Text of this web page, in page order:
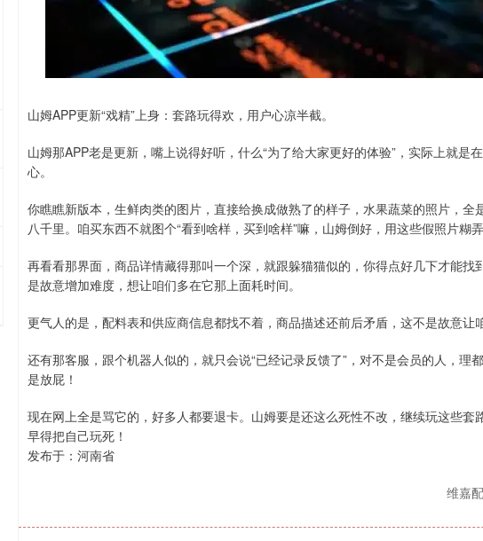
山姆APP更新“戏精”上身：套路玩得欢，用户心凉半截。
山姆那APP老是更新，嘴上说得好听，什么“为了给大家更好的体验”，实际上就是
心。
你瞧瞧新版本，生鲜肉类的图片，直接给换成做熟了的样子，水果蔬菜的照片，
八千里。咱买东西不就图个“看到啥样，买到啥样”嘛，山姆倒好，用这些假照片糊
再看看那界面，商品详情藏得那叫一个深，就跟躲猫猫似的，你得点好几下才能
是故意增加难度，想让咱们多在它那上面耗时间。
更气人的是，配料表和供应商信息都找不着，商品描述还前后矛盾，这不是故意让
还有那客服，跟个机器人似的，就只会说“已经记录反馈了”，对不是会员的人，理
是放屁！
现在网上全是骂它的，好多人都要退卡。山姆要是还这么死性不改，继续玩这些
早得把自己玩死！
发布于：河南省
维嘉